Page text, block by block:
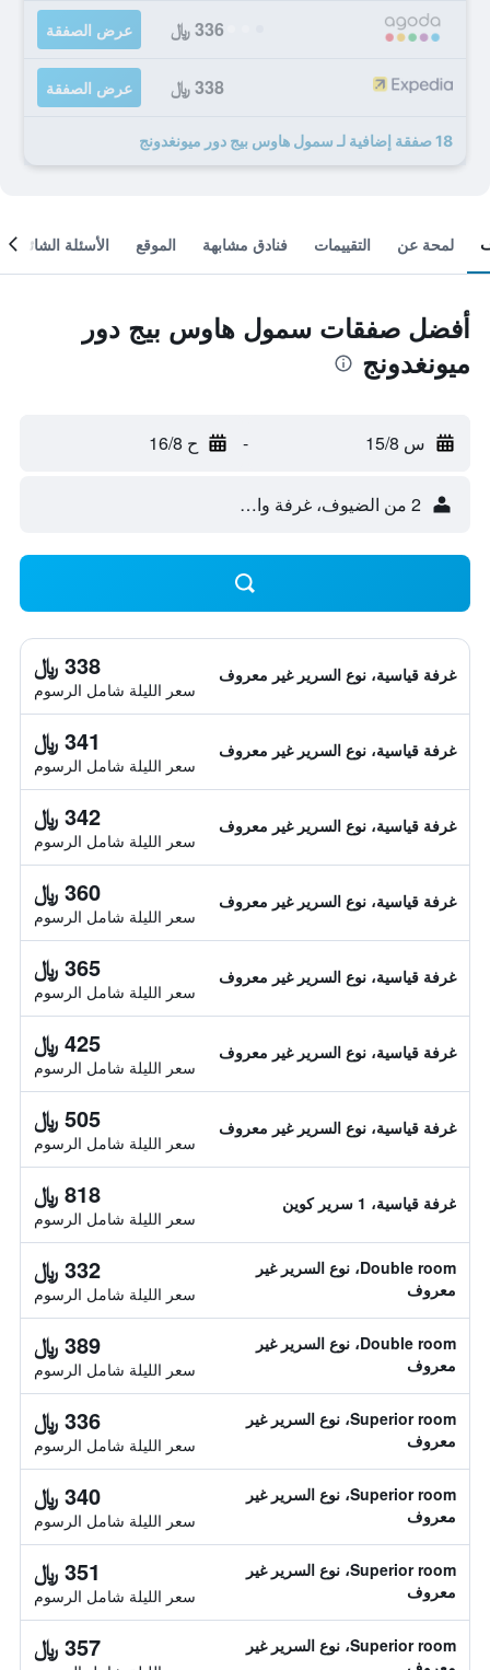
336 ﷼ عرض الصفقة
338 ﷼ عرض الصفقة
18 صفقة إضافية لـ سمول هاوس بيج دور ميونغدونج
لمحة عن التقييمات فنادق مشابهة الموقع الأسئلة الشائعة
أفضل صفقات سمول هاوس بيج دور
ميونغدونج
س 15/8 - ح 16/8
2 من الضيوف، غرفة واحدة
غرفة قياسية، نوع السرير غير معروف 338 ﷼
سعر الليلة شامل الرسوم
غرفة قياسية، نوع السرير غير معروف 341 ﷼
سعر الليلة شامل الرسوم
غرفة قياسية، نوع السرير غير معروف 342 ﷼
سعر الليلة شامل الرسوم
غرفة قياسية، نوع السرير غير معروف 360 ﷼
سعر الليلة شامل الرسوم
غرفة قياسية، نوع السرير غير معروف 365 ﷼
سعر الليلة شامل الرسوم
غرفة قياسية، نوع السرير غير معروف 425 ﷼
سعر الليلة شامل الرسوم
غرفة قياسية، نوع السرير غير معروف 505 ﷼
سعر الليلة شامل الرسوم
غرفة قياسية، 1 سرير كوين 818 ﷼
سعر الليلة شامل الرسوم
Double room، نوع السرير غير
معروف
332 ﷼
سعر الليلة شامل الرسوم
Double room، نوع السرير غير
معروف
389 ﷼
سعر الليلة شامل الرسوم
Superior room، نوع السرير غير
معروف
336 ﷼
سعر الليلة شامل الرسوم
Superior room، نوع السرير غير
معروف
340 ﷼
سعر الليلة شامل الرسوم
Superior room، نوع السرير غير
معروف
351 ﷼
سعر الليلة شامل الرسوم
Superior room، نوع السرير غير
357 ﷼